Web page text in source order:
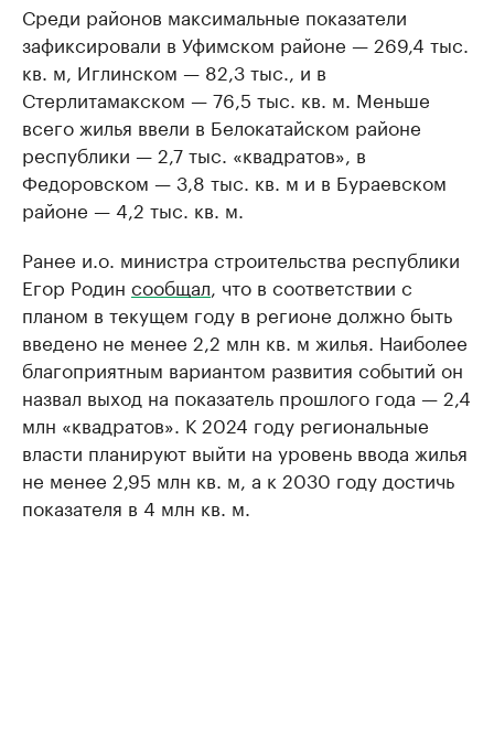
Среди районов максимальные показатели
зафиксировали в Уфимском районе — 269,4 тыс.
кв. м, Иглинском — 82,3 тыс., и в
Стерлитамакском — 76,5 тыс. кв. м. Меньше
всего жилья ввели в Белокатайском районе
республики — 2,7 тыс. «квадратов», в
Федоровском — 3,8 тыс. кв. м и в Бураевском
районе — 4,2 тыс. кв. м.
Ранее и.о. министра строительства республики
Егор Родин сообщал, что в соответствии с
планом в текущем году в регионе должно быть
введено не менее 2,2 млн кв. м жилья. Наиболее
благоприятным вариантом развития событий он
назвал выход на показатель прошлого года — 2,4
млн «квадратов». К 2024 году региональные
власти планируют выйти на уровень ввода жилья
не менее 2,95 млн кв. м, а к 2030 году достичь
показателя в 4 млн кв. м.